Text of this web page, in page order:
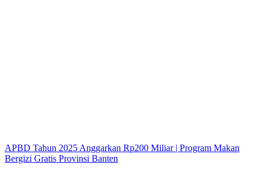
APBD Tahun 2025 Anggarkan Rp200 Miliar | Program Makan
Bergizi Gratis Provinsi Banten